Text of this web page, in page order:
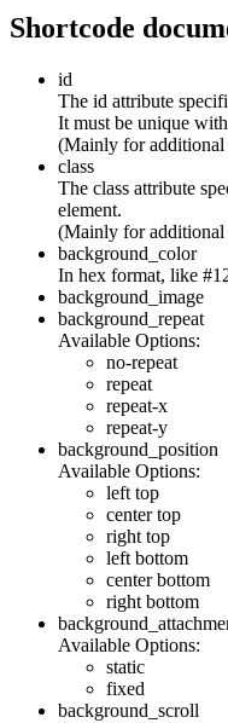
Shortcode
id
The id attribute
It must be unique
(Mainly for additional
class
The class attribute
element.
(Mainly for additional
background_color
In hex format, like
background_image
background_repeat
Available Options:
no-repeat
repeat
repeat-x
repeat-y
background_position
Available Options:
left top
center top
right top
left bottom
center bottom
right bottom
Available Options:
static
fixed
background_scroll